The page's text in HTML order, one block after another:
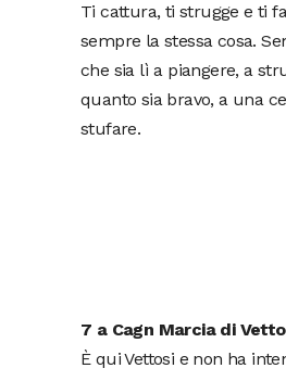
Ti cattura, ti strugge e ti
sempre la stessa cosa.
che sia lì a piangere, a
quanto sia bravo, a una
stufare.
7 a Cagn Marcia di
È qui Vettosi e non ha